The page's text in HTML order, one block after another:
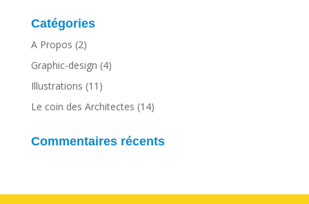
Catégories
A Propos (2)
Graphic-design (4)
Illustrations (11)
Le coin des Architectes (14)
Commentaires récents